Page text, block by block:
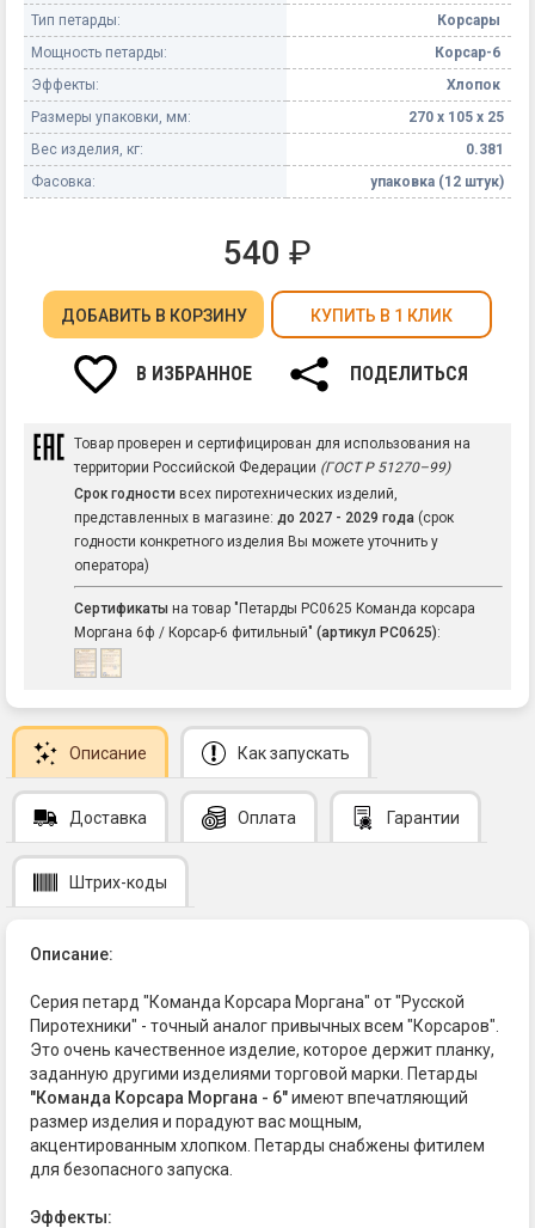
Тип петарды:
Корсары
Мощность петарды:
Корсар-6
Эффекты:
Хлопок
Размеры упаковки, мм:
270 х 105 х 25
Вес изделия, кг:
0.381
Фасовка:
упаковка (12 штук)
540 ₽
ДОБАВИТЬ В КОРЗИНУ КУПИТЬ В 1 КЛИК
В ИЗБРАННОЕ ПОДЕЛИТЬСЯ
Товар проверен и сертифицирован для использования на
территории Российской Федерации (ГОСТ Р 51270–99)
Срок годности всех пиротехнических изделий,
представленных в магазине: до 2027 - 2029 года (срок
годности конкретного изделия Вы можете уточнить у
оператора)
Сертификаты на товар "Петарды РС0625 Команда корсара
Моргана 6ф / Корсар-6 фитильный" (артикул РС0625):
Описание Как запускать
Доставка Оплата Гарантии
Штрих-коды
Описание:
Серия петард "Команда Корсара Моргана" от "Русской
Пиротехники" - точный аналог привычных всем "Корсаров".
Это очень качественное изделие, которое держит планку,
заданную другими изделиями торговой марки. Петарды
"Команда Корсара Моргана - 6"имеют впечатляющий
размер изделия и порадуют вас мощным,
акцентированным хлопком. Петарды снабжены фитилем
для безопасного запуска.
Эффекты: